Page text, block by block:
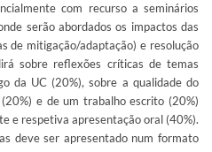
com recurso a seminários
serão abordados os impactos das
de mitigação/adaptação) e resolução
sobre reflexões críticas de temas
da UC (20%), sobre a qualidade do
e de um trabalho escrito (20%)
e respetiva apresentação oral (40%).
deve ser apresentado num formato